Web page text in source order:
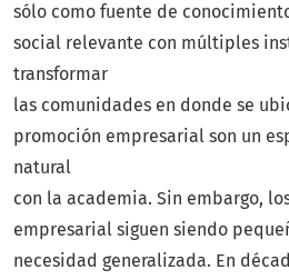
sólo como fuente de
social relevante con múltiples
transformar
las comunidades en donde se
promoción empresarial son un
natural
con la academia. Sin embargo,
empresarial siguen siendo
necesidad generalizada. En